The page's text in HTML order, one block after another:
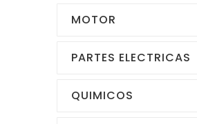
MOTOR
PARTES ELECTRICAS
QUIMICOS